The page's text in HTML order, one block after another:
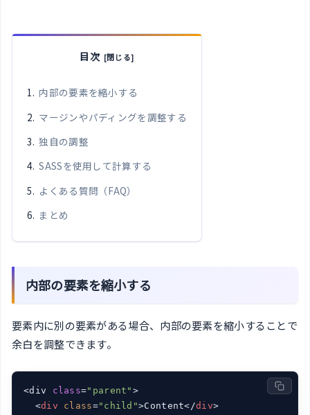
目次
内部の要素を縮小する
マージンやパディングを調整する
独自の調整
SASSを使用して計算する
よくある質問（FAQ）
まとめ
内部の要素を縮小する
要素内に別の要素がある場合、内部の要素を縮小することで
余白を調整できます。
<div class="parent" >
<div class="child">Content</div>